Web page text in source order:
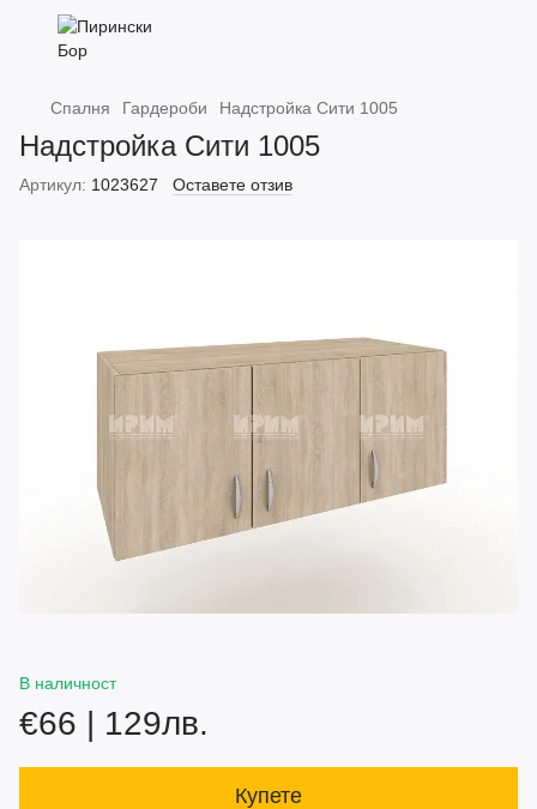
Спалня Гардероби Надстройка Сити 1005
Надстройка Сити 1005
Артикул: 1023627 Оставете отзив
В наличност
€66 | 129лв.
Купете